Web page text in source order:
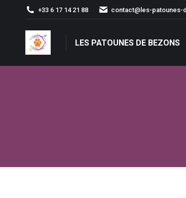
+33 6 17 14 21 88 contact@les-
LES PATOUNES DE BEZONS